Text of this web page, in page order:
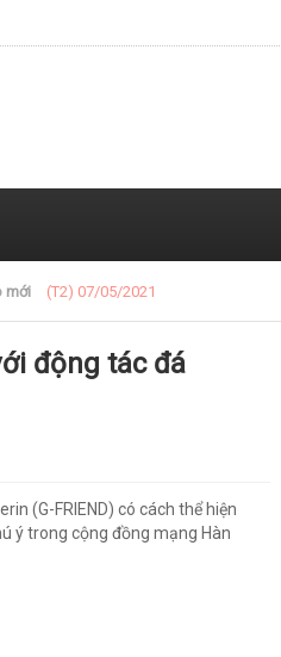
05/2021
động tác đá
(G-FRIEND) có cách thể hiện
ý trong cộng đồng mạng Hàn